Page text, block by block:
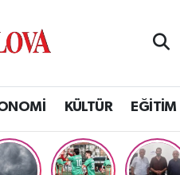
KÜLTÜR EĞİTİM